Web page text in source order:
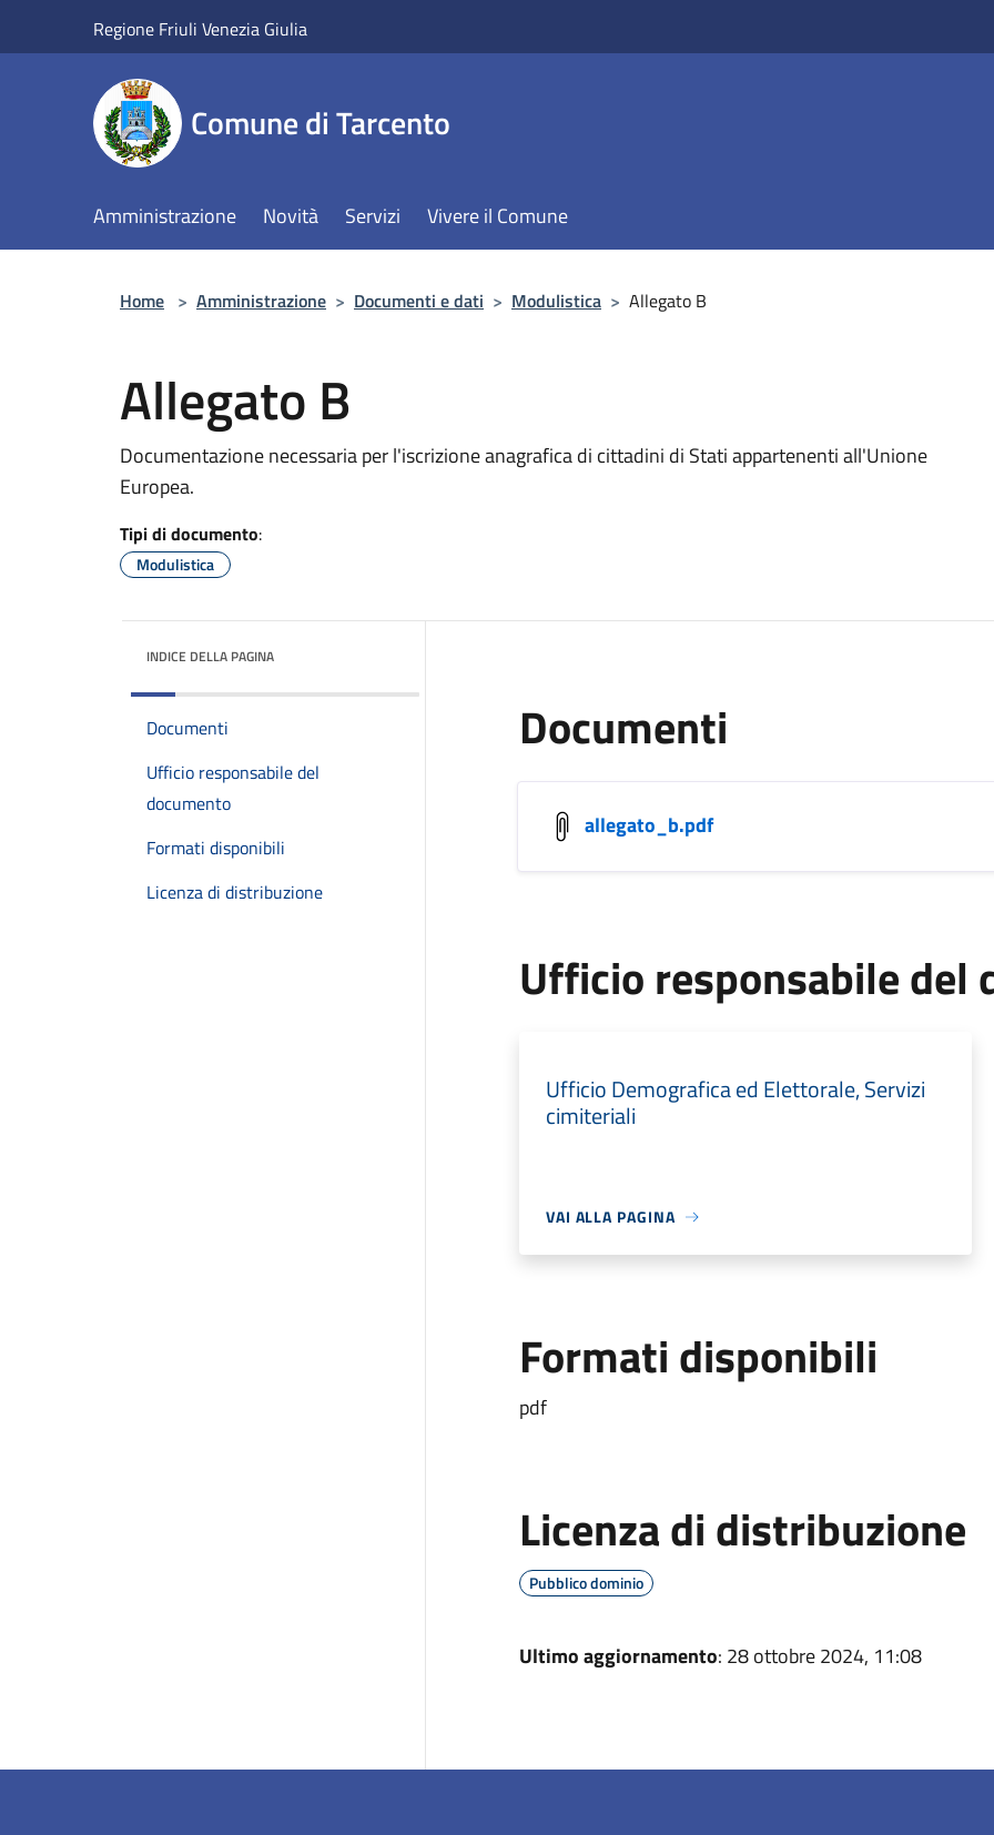
Regione Friuli Venezia Giulia
Comune di Tarcento
Amministrazione Novità Servizi Vivere il Comune
Home > Amministrazione > Documenti e dati > Modulistica > Allegato B
Allegato B
Documentazione necessaria per l'iscrizione anagrafica di cittadini di Stati appartenenti all'Unione
Europea.
Tipi di documento:
Modulistica
INDICE DELLA PAGINA
Documenti
Ufficio responsabile del
documento
Formati disponibili
Licenza di distribuzione
Documenti
allegato_b.pdf
Ufficio responsabile del
Ufficio Demografica ed Elettorale, Servizi
cimiteriali
VAI ALLA PAGINA
Formati disponibili
pdf
Licenza di distribuzione
Pubblico dominio
Ultimo aggiornamento: 28 ottobre 2024, 11:08